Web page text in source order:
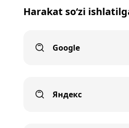
Harakat so‘zi
Google
Яндекс